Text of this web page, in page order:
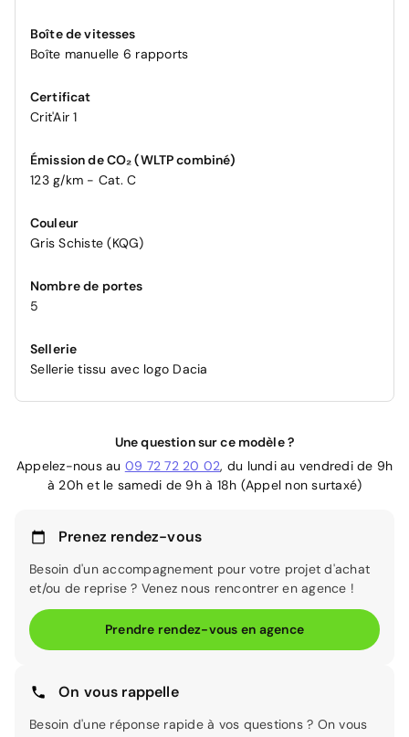
Boîte de vitesses
Boîte manuelle 6 rapports
Certificat
Crit'Air 1
Émission de CO₂ (WLTP combiné)
123 g/km - Cat. C
Couleur
Gris Schiste (KQG)
Nombre de portes
5
Sellerie
Sellerie tissu avec logo Dacia
Une question sur ce modèle ?
Appelez-nous au 09 72 72 20 02, du lundi au vendredi de 9h
à 20h et le samedi de 9h à 18h (Appel non surtaxé)
Prenez rendez-vous
Besoin d'un accompagnement pour votre projet d'achat
et/ou de reprise ? Venez nous rencontrer en agence !
Prendre rendez-vous en agence
On vous rappelle
Besoin d'une réponse rapide à vos questions ? On vous